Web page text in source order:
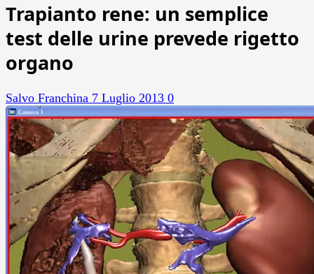
Trapianto rene: un semplice
test delle urine prevede rigetto
organo
Salvo Franchina 7 Luglio 2013 0